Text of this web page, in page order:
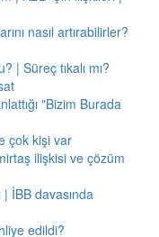
nasıl artırabilirler?
| Süreç tıkalı mı?
"Bizim Burada
çok kişi var
ilişkisi ve çözüm
| İBB davasında
edildi?